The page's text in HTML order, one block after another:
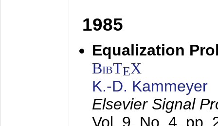
1985
Equalization
BibTEX
K.-D. Kammeyer
Elsevier Signal
Vol. 9, No. 4, pp.